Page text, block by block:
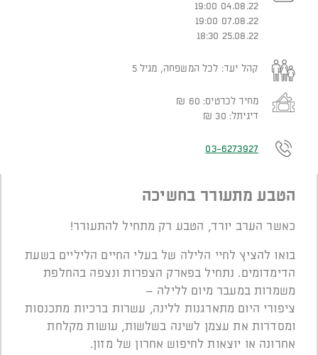
04.08.22 19:00
07.08.22 19:00
25.08.22 18:30
קהל יעד: לכל המשפחה, מגיל 5
מחיר לכרטיס:
₪
דיגיתל:
₪
03-6273927
הטבע מתעורר בחשיכה
כאשר הערב יורד, הטבע רק מתחיל להתעורר!
בואו להציץ לחיי הלילה של בעלי החיים הליליים בשעת
הדימדומים. נתחיל בפארק הצפרות ונצפה בהחלפת
משמרות במעבר מיום ללילה –
ציפורי היום מתארגנות ללינה, עשרות ברכיות מתכנסות
ומסדרות את עצמן לשינה בשלשות, עושות מקלחת
אחרונה או יוצאות לחיפוש אחרון של מזון.